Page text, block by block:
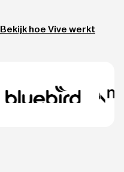
Bekijk hoe Vive werkt